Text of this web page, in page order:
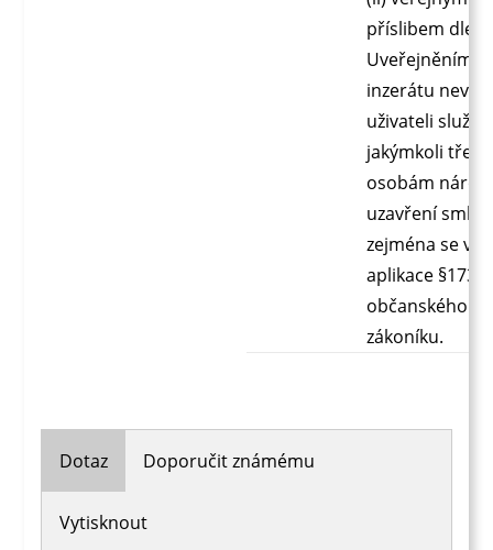
příslibem dle §
Uveřejněním
inzerátu
uživateli
jakýmkoli
osobám nárok
uzavření
zejména se
aplikace §1732
občanského
zákoníku.
Dotaz Doporučit známému
Vytisknout